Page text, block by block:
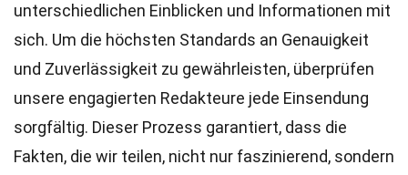
unterschiedlichen Einblicken und Informationen mit
sich. Um die höchsten Standards an Genauigkeit
und Zuverlässigkeit zu gewährleisten, überprüfen
unsere engagierten Redakteure jede Einsendung
sorgfältig. Dieser Prozess garantiert, dass die
Fakten, die wir teilen, nicht nur faszinierend, sondern